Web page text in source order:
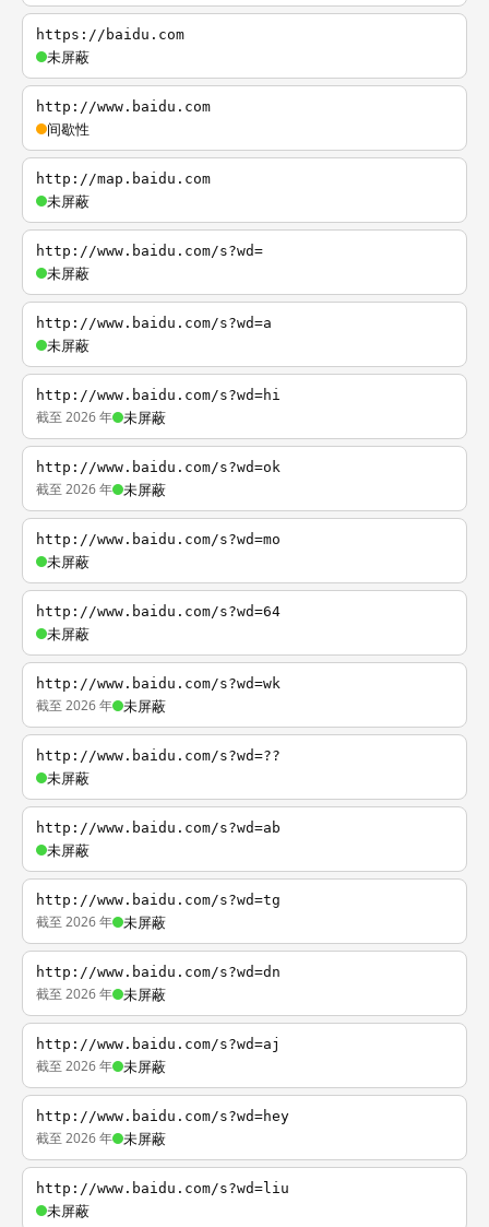
https://baidu.com
未屏蔽
http://www.baidu.com
间歇性
http://map.baidu.com
未屏蔽
http://www.baidu.com/s?wd=
未屏蔽
http://www.baidu.com/s?wd=a
未屏蔽
http://www.baidu.com/s?wd=hi
截至 2026 年 未屏蔽
http://www.baidu.com/s?wd=ok
截至 2026 年 未屏蔽
http://www.baidu.com/s?wd=mo
未屏蔽
http://www.baidu.com/s?wd=64
未屏蔽
http://www.baidu.com/s?wd=wk
截至 2026 年 未屏蔽
http://www.baidu.com/s?wd=??
未屏蔽
http://www.baidu.com/s?wd=ab
未屏蔽
http://www.baidu.com/s?wd=tg
截至 2026 年 未屏蔽
http://www.baidu.com/s?wd=dn
截至 2026 年 未屏蔽
http://www.baidu.com/s?wd=aj
截至 2026 年 未屏蔽
http://www.baidu.com/s?wd=hey
截至 2026 年 未屏蔽
http://www.baidu.com/s?wd=liu
未屏蔽